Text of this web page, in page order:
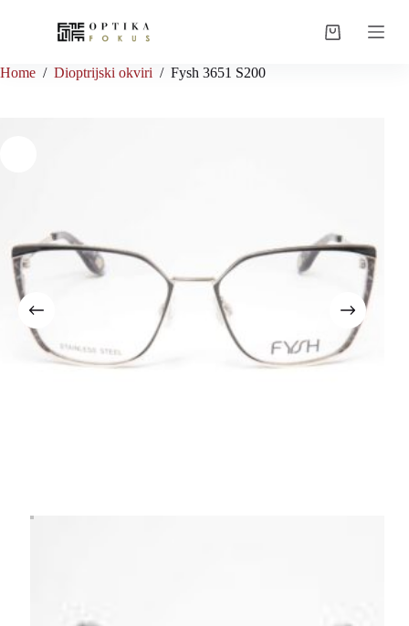
Shopping
Home / Dioptrijski okviri / Fysh 3651 S200